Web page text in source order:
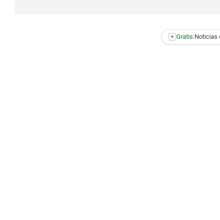
+ Gratis:Noticias